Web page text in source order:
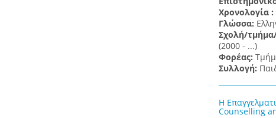
Χρονολογία :
Γλώσσα:
Σχολή/
(2000 - ...)
Φορέας:
Συλλογή:
H
Counselling